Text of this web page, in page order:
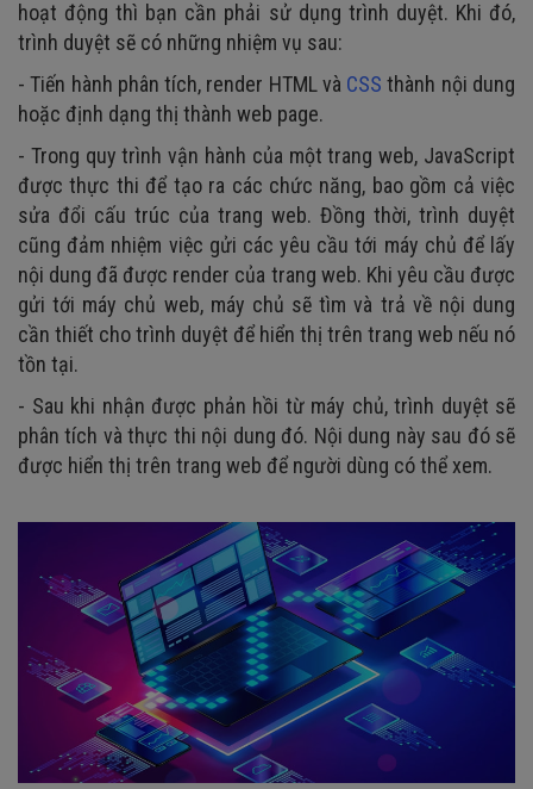
hoạt động thì bạn cần phải sử dụng trình duyệt. Khi đó,
trình duyệt sẽ có những nhiệm vụ sau:
- Tiến hành phân tích, render HTML và CSS thành nội dung
hoặc định dạng thị thành web page.
- Trong quy trình vận hành của một trang web, JavaScript
được thực thi để tạo ra các chức năng, bao gồm cả việc
sửa đổi cấu trúc của trang web. Đồng thời, trình duyệt
cũng đảm nhiệm việc gửi các yêu cầu tới máy chủ để lấy
nội dung đã được render của trang web. Khi yêu cầu được
gửi tới máy chủ web, máy chủ sẽ tìm và trả về nội dung
cần thiết cho trình duyệt để hiển thị trên trang web nếu nó
tồn tại.
- Sau khi nhận được phản hồi từ máy chủ, trình duyệt sẽ
phân tích và thực thi nội dung đó. Nội dung này sau đó sẽ
được hiển thị trên trang web để người dùng có thể xem.